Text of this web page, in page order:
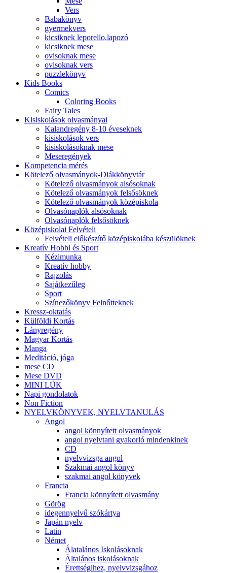
Vers
Babakönyv
gyermekvers
kicsiknek leporello,lapozó
kicsiknek mese
ovisoknak mese
ovisoknak vers
puzzlekönyv
Kids Books
Comics
Coloring Books
Fairy Tales
Kisiskolások olvasmányai
Kalandregény 8-10 éveseknek
kisiskolások vers
kisiskolásoknak mese
Meseregények
Kompetencia mérés
Kötelező olvasmányok-Diákkönyvtár
Kötelező olvasmányok alsósoknak
Kötelező olvasmányok felsősöknek
Kötelező olvasmányok középiskola
Olvasónaplók alsósoknak
Olvasónaplók felsősöknek
Középiskolai Felvételi
Felvételi előkészítő középiskolába készülöknek
Kreatív Hobbi és Sport
Kézimunka
Kreatív hobby
Rajzolás
Sajátkezűleg
Sport
Színezőkönyv Felnőtteknek
Kressz-oktatás
Külföldi Kortás
Lányregény
Magyar Kortás
Manga
Meditáció, jóga
mese CD
Mese DVD
MINI LÜK
Napi gondolatok
Non Fiction
NYELVKÖNYVEK, NYELVTANULÁS
Angol
angol könnyített olvasmányok
angol nyelvtani gyakorló mindenkinek
CD
nyelvvizsga angol
Szakmai angol könyv
szakmai angol könyvek
Francia
Francia könnyített olvasmány
Görög
idegennyelvű szókártya
Japán nyelv
Latin
Német
Álatalános Iskolásoknak
Általános iskolásoknak
Érettségihez, nyelvvizsgához